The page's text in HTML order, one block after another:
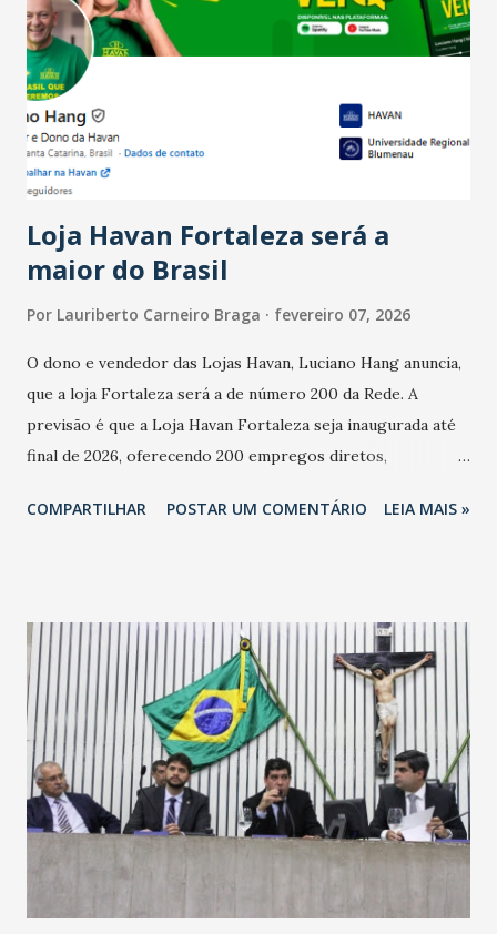
Ainda segundo a Pesquisa, em novembro de 2025, 40% dos
bares e restaurantes operaram com lucro e outros 40%
registraram equilíbrio financeiro. Já o percentual de
estabelecimentos no prejuízo ficou em 19%, pouco abaixo
do observado no mês anterior. Outros 1% não existiam em
novembro. Em relação a outubro, o faturamento também
Loja Havan Fortaleza será a
maior do Brasil
Por Lauriberto Carneiro Braga fevereiro 07, 2026
O dono e vendedor das Lojas Havan, Luciano Hang anuncia,
que a loja Fortaleza será a de número 200 da Rede. A
previsão é que a Loja Havan Fortaleza seja inaugurada até
final de 2026, oferecendo 200 empregos diretos,
Havan Fortaleza ainda não foi anunciada oficialmente, mas
COMPARTILHAR POSTAR UM COMENTÁRIO LEIA MAIS »